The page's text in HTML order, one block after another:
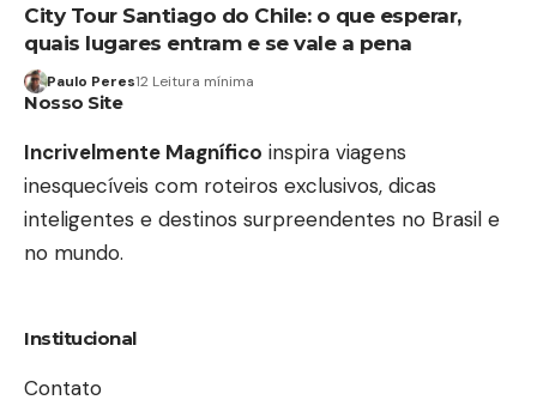
City Tour Santiago do Chile: o que esperar,
quais lugares entram e se vale a pena
Paulo Peres12 Leitura mínima
Nosso Site
Incrivelmente Magnífico inspira viagens
inesquecíveis com roteiros exclusivos, dicas
inteligentes e destinos surpreendentes no Brasil e
no mundo.
Institucional
Contato